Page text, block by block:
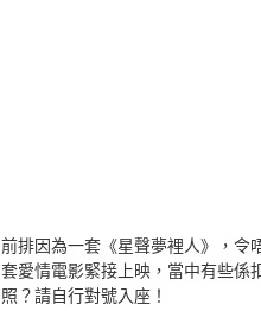
前排因為一套《星聲夢裡人》，令
套愛情電影緊接上映，當中有些係
照？請自行對號入座！